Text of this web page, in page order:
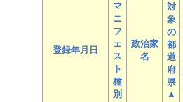
登録年月日
マ
ニ
フ
ェ
ス
ト
種
別
政治家
名
対
象
の
都
道
府
県
▲